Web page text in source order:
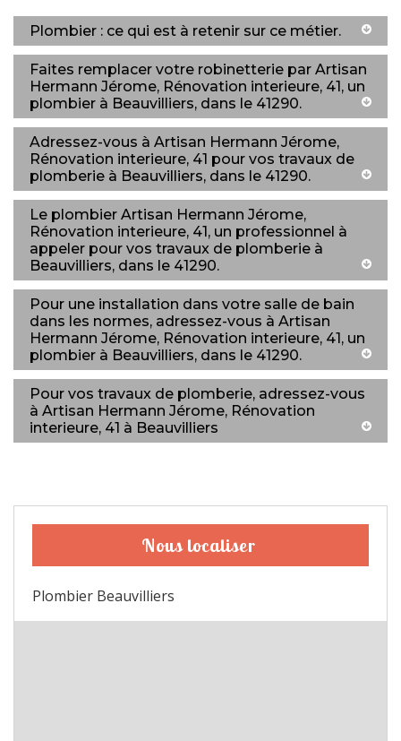
Plombier : ce qui est à retenir sur ce métier.
Faites remplacer votre robinetterie par Artisan
Hermann Jérome, Rénovation interieure, 41, un
plombier à Beauvilliers, dans le 41290.
Adressez-vous à Artisan Hermann Jérome,
Rénovation interieure, 41 pour vos travaux de
plomberie à Beauvilliers, dans le 41290.
Le plombier Artisan Hermann Jérome,
Rénovation interieure, 41, un professionnel à
appeler pour vos travaux de plomberie à
Beauvilliers, dans le 41290.
Pour une installation dans votre salle de bain
dans les normes, adressez-vous à Artisan
Hermann Jérome, Rénovation interieure, 41, un
plombier à Beauvilliers, dans le 41290.
Pour vos travaux de plomberie, adressez-vous
à Artisan Hermann Jérome, Rénovation
interieure, 41 à Beauvilliers
Nous localiser
Plombier Beauvilliers